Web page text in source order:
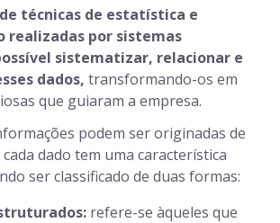
técnicas de estatística e
realizadas por sistemas
sistematizar, relacionar e
dados, transformando-os em
que guiaram a empresa.
podem ser originadas de
dado tem uma característica
ser classificado de duas formas:
refere-se àqueles que